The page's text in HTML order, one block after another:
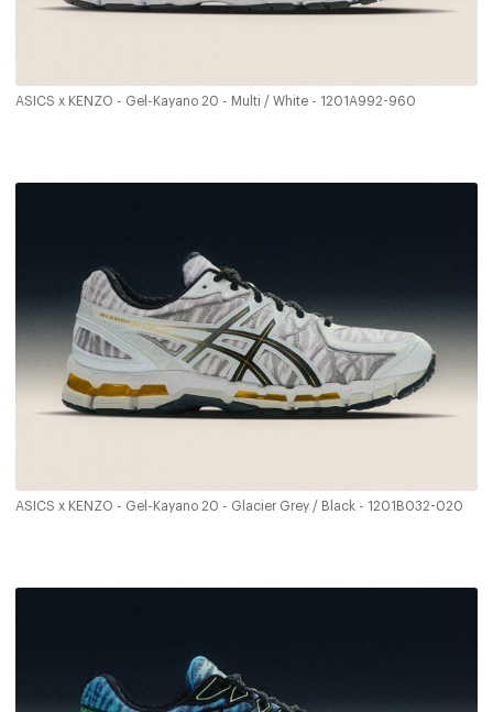
ASICS x KENZO - Gel-Kayano 20 - Multi / White - 1201A992-960
ASICS x KENZO - Gel-Kayano 20 - Glacier Grey / Black - 1201B032-020